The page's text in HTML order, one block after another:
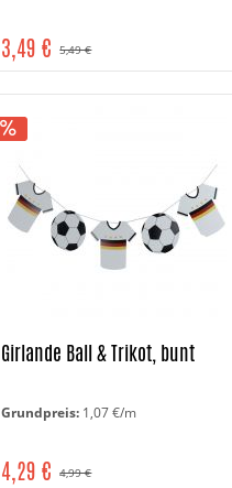
5,49 €
3,49 €
Girlande Ball & Trikot, bunt
Grundpreis: 1,07 €/m
4,99 €
4,29 €